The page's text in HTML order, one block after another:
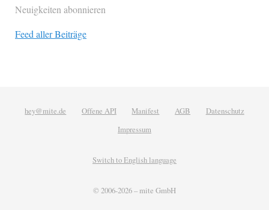
Neuigkeiten abonnieren
Feed aller Beiträge
© 2006-2026 – mite GmbH
Switch to English language
hey@mite.de Offene API Manifest AGB
Datenschutz
Impressum